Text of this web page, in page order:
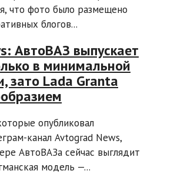
что фото было размещено
блогов...
АвтоВАЗ выпускает
в минимальной
зато Lada Granta
опубликовал
канал Avtograd News,
АвтоВАЗа сейчас выглядит
модель —...